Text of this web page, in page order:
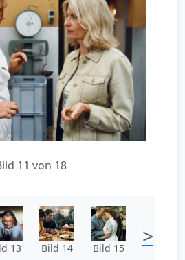
11 von 18
13 Bild 14 Bild 15 >